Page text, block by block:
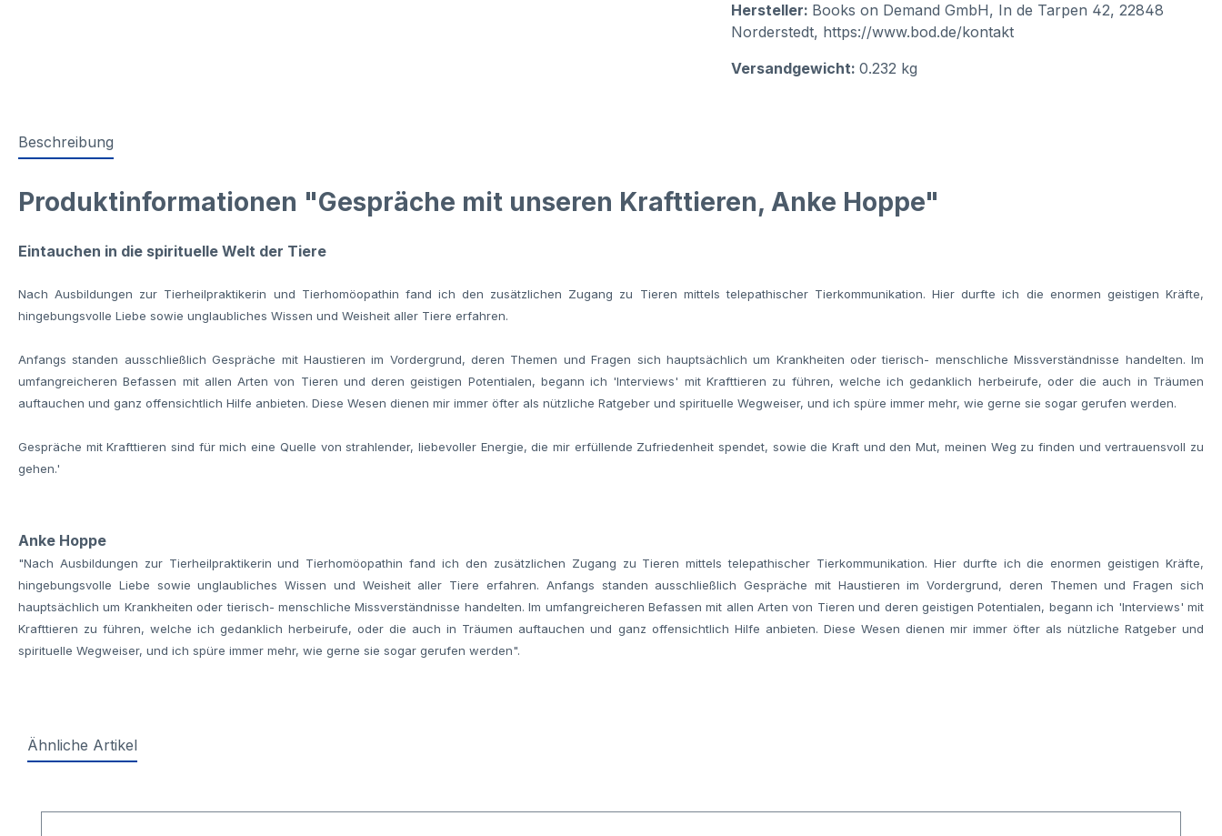
Hersteller: Books on Demand GmbH, In de Tarpen 42, 22848
Norderstedt, https://www.bod.de/kontakt
Versandgewicht: 0.232 kg
Beschreibung
Produktinformationen "Gespräche mit unseren Krafttieren, Anke Hoppe"
Eintauchen in die spirituelle Welt der Tiere
Nach Ausbildungen zur Tierheilpraktikerin und Tierhomöopathin fand ich den zusätzlichen Zugang zu Tieren mittels telepathischer Tierkommunikation. Hier durfte ich die enormen geistigen Kräfte,
hingebungsvolle Liebe sowie unglaubliches Wissen und Weisheit aller Tiere erfahren.
Anfangs standen ausschließlich Gespräche mit Haustieren im Vordergrund, deren Themen und Fragen sich hauptsächlich um Krankheiten oder tierisch- menschliche Missverständnisse handelten. Im
umfangreicheren Befassen mit allen Arten von Tieren und deren geistigen Potentialen, begann ich 'Interviews' mit Krafttieren zu führen, welche ich gedanklich herbeirufe, oder die auch in Träumen
auftauchen und ganz offensichtlich Hilfe anbieten. Diese Wesen dienen mir immer öfter als nützliche Ratgeber und spirituelle Wegweiser, und ich spüre immer mehr, wie gerne sie sogar gerufen werden.
Gespräche mit Krafttieren sind für mich eine Quelle von strahlender, liebevoller Energie, die mir erfüllende Zufriedenheit spendet, sowie die Kraft und den Mut, meinen Weg zu finden und vertrauensvoll zu
gehen.'
Anke Hoppe
"Nach Ausbildungen zur Tierheilpraktikerin und Tierhomöopathin fand ich den zusätzlichen Zugang zu Tieren mittels telepathischer Tierkommunikation. Hier durfte ich die enormen geistigen Kräfte,
hingebungsvolle Liebe sowie unglaubliches Wissen und Weisheit aller Tiere erfahren. Anfangs standen ausschließlich Gespräche mit Haustieren im Vordergrund, deren Themen und Fragen sich
hauptsächlich um Krankheiten oder tierisch- menschliche Missverständnisse handelten. Im umfangreicheren Befassen mit allen Arten von Tieren und deren geistigen Potentialen, begann ich 'Interviews' mit
Krafttieren zu führen, welche ich gedanklich herbeirufe, oder die auch in Träumen auftauchen und ganz offensichtlich Hilfe anbieten. Diese Wesen dienen mir immer öfter als nützliche Ratgeber und
spirituelle Wegweiser, und ich spüre immer mehr, wie gerne sie sogar gerufen werden".
Ähnliche Artikel